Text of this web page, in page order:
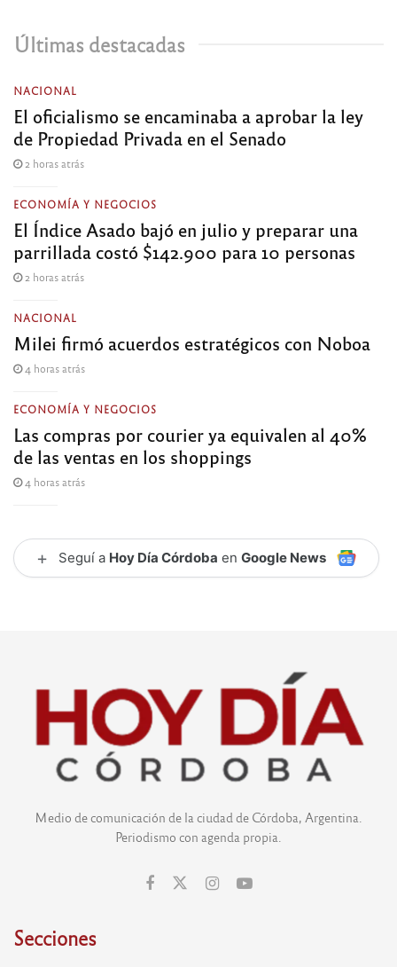
Últimas destacadas
NACIONAL
El oficialismo se encaminaba a aprobar la ley
de Propiedad Privada en el Senado
2 horas atrás
ECONOMÍA Y NEGOCIOS
El Índice Asado bajó en julio y preparar una
parrillada costó $142.900 para 10 personas
2 horas atrás
NACIONAL
Milei firmó acuerdos estratégicos con Noboa
4 horas atrás
ECONOMÍA Y NEGOCIOS
Las compras por courier ya equivalen al 40%
de las ventas en los shoppings
4 horas atrás
+ Seguí a Hoy Día Córdoba en Google News
Medio de comunicación de la ciudad de Córdoba, Argentina.
Periodismo con agenda propia.
Secciones